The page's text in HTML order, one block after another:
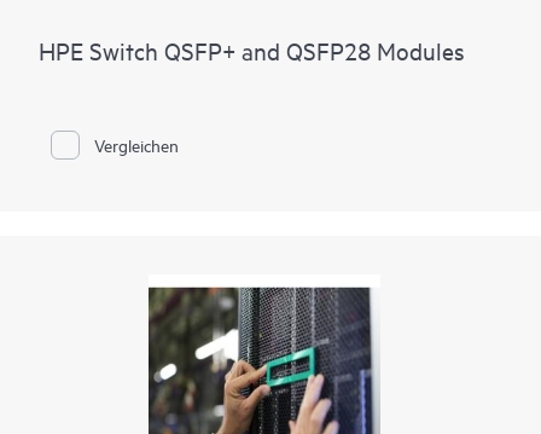
HPE Switch QSFP+ and QSFP28 Modules
Vergleichen